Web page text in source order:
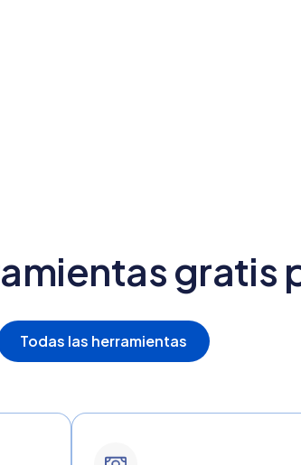
gratis
Todas las herramientas